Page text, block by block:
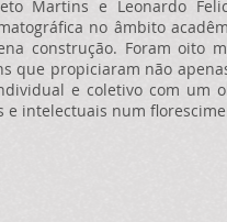
Martins e Leonardo
no âmbito
construção. Foram oito
que propiciaram não
e coletivo com um
e intelectuais num